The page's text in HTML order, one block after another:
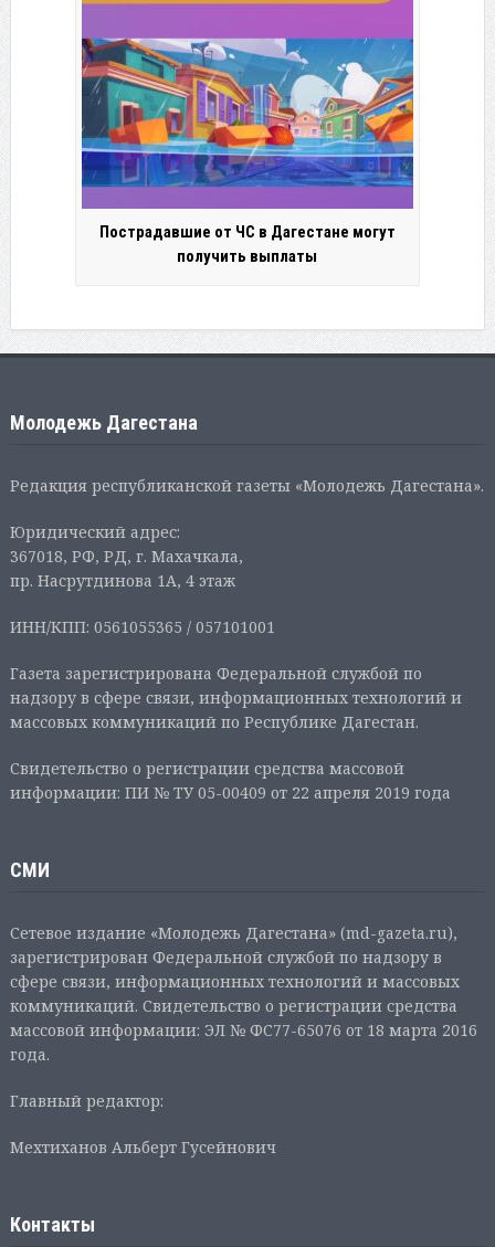
Пострадавшие от ЧС в Дагестане могут
получить выплаты
Молодежь Дагестана
Редакция республиканской газеты «Молодежь Дагестана».
Юридический адрес:
367018, РФ, РД, г. Махачкала,
пр. Насрутдинова 1А, 4 этаж
ИНН/КПП: 0561055365 / 057101001
Газета зарегистрирована Федеральной службой по
надзору в сфере связи, информационных технологий и
массовых коммуникаций по Республике Дагестан.
Свидетельство о регистрации средства массовой
информации: ПИ № ТУ 05-00409 от 22 апреля 2019 года
СМИ
Сетевое издание «Молодежь Дагестана» (md-gazeta.ru),
зарегистрирован Федеральной службой по надзору в
сфере связи, информационных технологий и массовых
коммуникаций. Свидетельство о регистрации средства
массовой информации: ЭЛ № ФС77-65076 от 18 марта 2016
года.
Главный редактор:
Мехтиханов Альберт Гусейнович
Контакты